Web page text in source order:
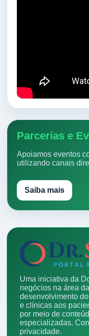
Parcerias e
Apoiamos eventos
utilizando canais
Saiba mais
Uma iniciativa da
negócios na área
desenvolvimento
e clínicas aos
por meio de
especializadas.
privacidade.